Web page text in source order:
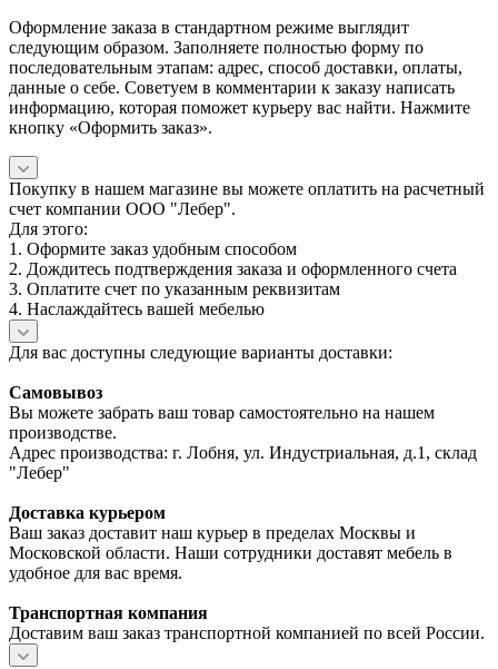
Оформление заказа в стандартном режиме выглядит
следующим образом. Заполняете полностью форму по
последовательным этапам: адрес, способ доставки, оплаты,
данные о себе. Советуем в комментарии к заказу написать
информацию, которая поможет курьеру вас найти. Нажмите
кнопку «Оформить заказ».
Покупку в нашем магазине вы можете оплатить на расчетный
счет компании ООО "Лебер".
Для этого:
1. Оформите заказ удобным способом
2. Дождитесь подтверждения заказа и оформленного счета
3. Оплатите счет по указанным реквизитам
4. Наслаждайтесь вашей мебелью
Для вас доступны следующие варианты доставки:
Самовывоз
Вы можете забрать ваш товар самостоятельно на нашем
производстве.
Адрес производства: г. Лобня, ул. Индустриальная, д.1, склад
"Лебер"
Доставка курьером
Ваш заказ доставит наш курьер в пределах Москвы и
Московской области. Наши сотрудники доставят мебель в
удобное для вас время.
Транспортная компания
Доставим ваш заказ транспортной компанией по всей России.